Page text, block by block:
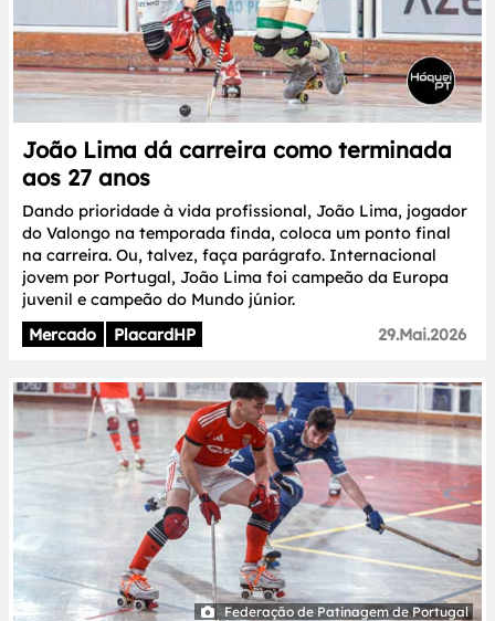
João Lima dá carreira como terminada
aos 27 anos
Dando prioridade à vida profissional, João Lima, jogador
do Valongo na temporada finda, coloca um ponto final
na carreira. Ou, talvez, faça parágrafo. Internacional
jovem por Portugal, João Lima foi campeão da Europa
juvenil e campeão do Mundo júnior.
Mercado
PlacardHP 29.Mai.2026
Federação de Patinagem de Portugal